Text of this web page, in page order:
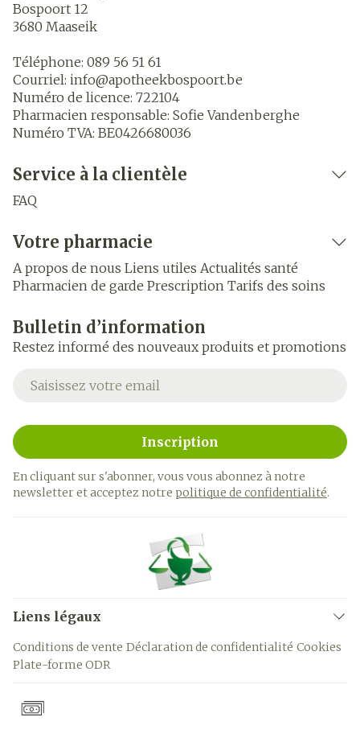
Bospoort 12
3680 Maaseik
Téléphone: 089 56 51 61
Courriel: info@apotheekbospoort.be
Numéro de licence: 722104
Pharmacien responsable: Sofie Vandenberghe
Numéro TVA: BE0426680036
Service à la clientèle
FAQ
Votre pharmacie
A propos de nous Liens utiles Actualités santé
Pharmacien de garde Prescription Tarifs des soins
Bulletin d’information
Restez informé des nouveaux produits et promotions
Adresse mail
Inscription
En cliquant sur s'abonner, vous vous abonnez à notre
newsletter et acceptez notre politique de confidentialité.
Liens légaux
Conditions de vente Déclaration de confidentialité Cookies
Plate-forme ODR